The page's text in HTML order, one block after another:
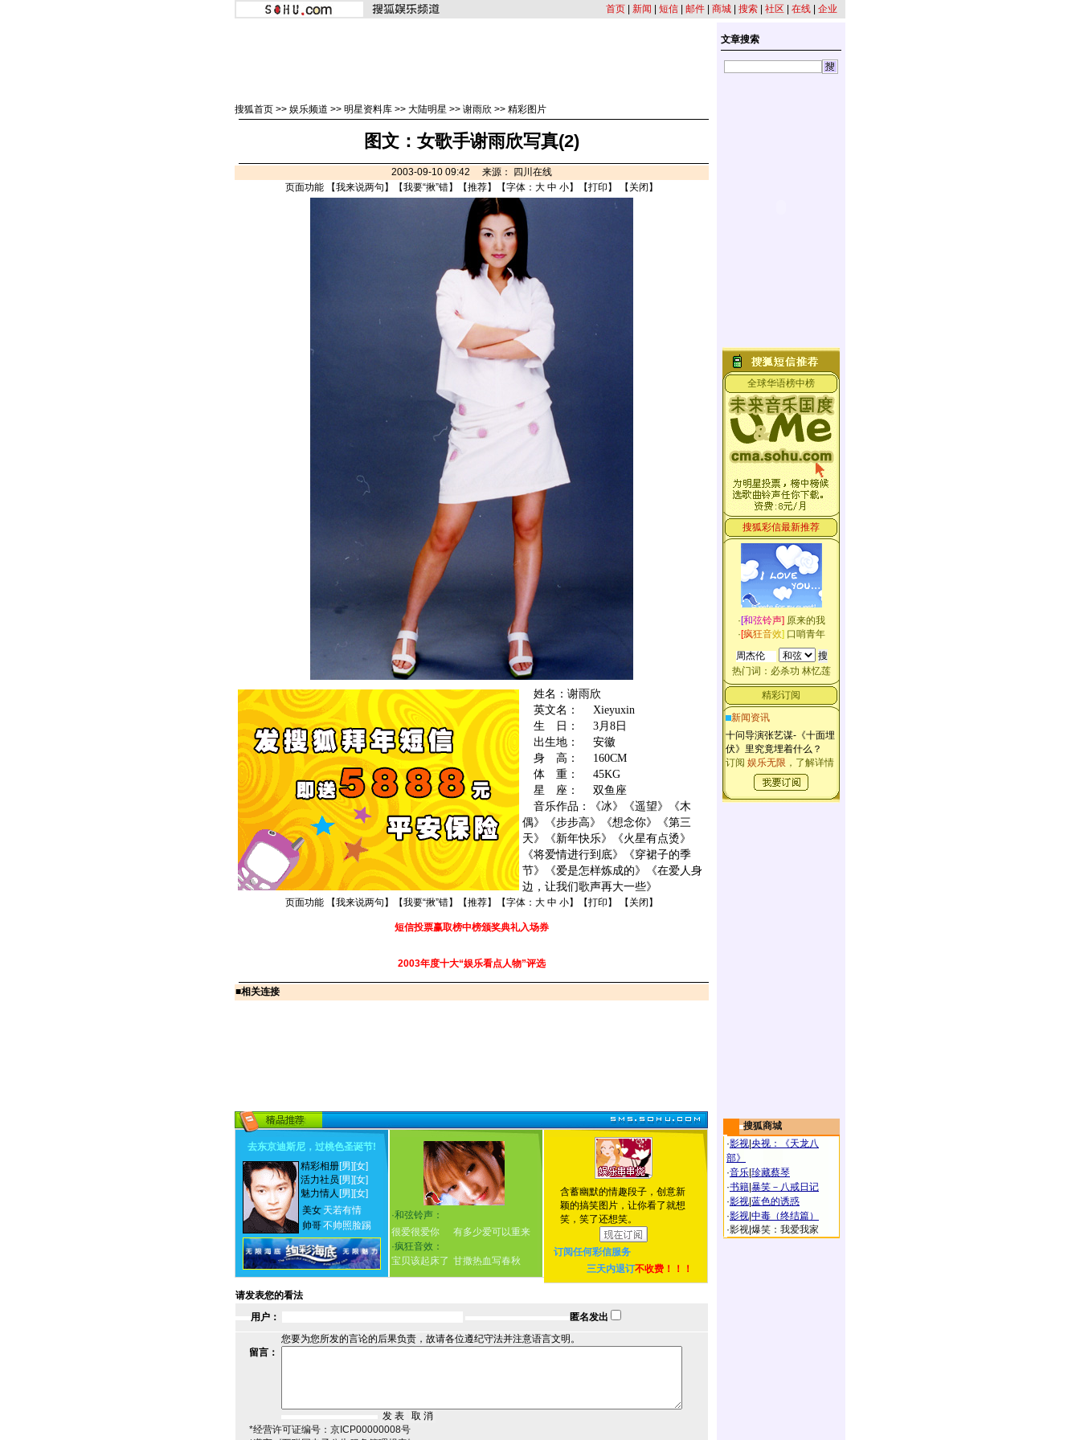
首页 新闻 短信 邮件 商城 搜索 社区 在线 企业
搜狐首页 >> 娱乐频道 >> 明星资料库 >> 大陆明星 >> 谢雨欣 >> 精彩图片
图文：女歌手谢雨欣写真(2)
2003-09-10 09:42 来源： 四川在线
页面功能 【我来说两句 】【我要“揪”错】【推荐】【字体： 大 中 小】【打印 】 【 关闭 】
姓名：谢雨欣
英文名： Xieyuxin
生 日： 3月8日
出生地： 安徽
身 高： 160CM
体 重： 45KG
星 座： 双鱼座
音乐作品：《冰》《遥望》《木
偶》《步步高》《想念你》《第三
天》《新年快乐》《火星有点烫》
《将爱情进行到底》《穿裙子的季
节》《爱是怎样炼成的》《在爱人身
边，让我们歌声再大一些》
页面功能 【我来说两句 】【我要“揪”错】【推荐】【字体： 大 中 小】【打印 】 【 关闭 】
短信投票赢取榜中榜颁奖典礼入场券
2003年度十大“娱乐看点人物”评选
■相关连接
去东京迪斯尼，过桃色圣诞节!
精彩相册[男] [女]
活力社员 [男] [女]
魅力情人 [男] [女]
美女 天若有情
帅哥不帅照脸踢
·和弦铃声：
很爱很爱你
有多少爱可以重来
·疯狂音效：
宝贝该起床了 甘撒热血写春秋
含蓄幽默的情趣段子，创意新
颖的搞笑图片，让你看了就想
笑，笑了还想笑。
订阅任何彩信服务
三天内退订不收费！！！
请发表您的看法
用户：
匿名发出
您要为您所发的言论的后果负责，故请各位遵纪守法并注意语言文明。
留言：
*经营许可证编号：京ICP00000008号
文章搜索
全球华语榜中榜
搜狐彩信最新推荐
·[和弦铃声] 原来的我
·[疯狂音效] 口哨青年
热门词： 必杀功 林忆莲
精彩订阅
新闻资讯
十问导演张艺谋-《十面埋
伏》里究竟埋着什么？
订阅 娱乐无限 ，了解详情
搜狐商城
·影视 央视：《天龙八
部》
·音乐 珍藏蔡琴
·书籍 暴笑－八戒日记
·影视 蓝色的诱惑
·影视 中毒（终结篇）
·影视 爆笑：我爱我家